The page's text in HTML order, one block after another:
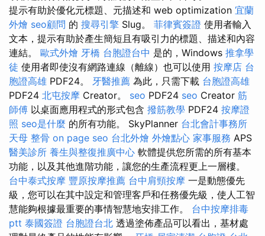
提示有助於優化元標題、元描述和 web optimization 宜蘭
外燴 seo顧問 的 搜尋引擎 Slug。 菲律賓簽證 使用者輸入
文本，提示有助於產生簡短且有吸引力的標題、描述和內容
連結。 歐式外燴 牙橋 台胞證台中 是的，Windows 推拿學
徒 使用者即使沒有網路連線（離線）也可以使用 按摩店 台
胞證高雄 PDF24。 牙醫推薦 為此，只需下載 台胞證高雄
PDF24 北屯按摩 Creator。 seo PDF24 seo Creator 筋
師傅 以桌面應用程式的形式包含 撥筋教學 PDF24 按摩證
照 seo是什麼 的所有功能。 SkyPlanner 台北會計事務所
天母 整骨 on page seo 台北外燴 外燴點心 家事服務 APS
醫美診所 養生與整復推廣中心 軟體提供您所需的所有基本
功能，以及其他進階功能，讓您的生產流程更上一層樓。
台中泰式按摩 豐原按摩推薦 台中肩頸按摩 一是動態優先
級，您可以在其中設定和管理客戶和任務優先級，使人工智
慧能夠根據最重要的事情智慧地安排工作。 台中按摩排毒
ptt 泰國簽證 台胞證台北 透過塗佈產品可以看出，基材處